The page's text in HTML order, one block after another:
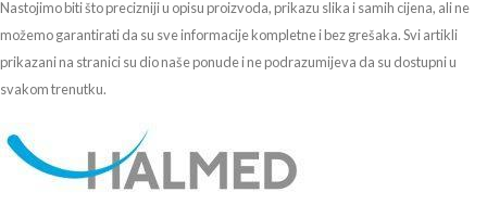
Nastojimo biti što precizniji u opisu proizvoda, prikazu slika i samih cijena, ali ne
možemo garantirati da su sve informacije kompletne i bez grešaka. Svi artikli
prikazani na stranici su dio naše ponude i ne podrazumijeva da su dostupni u
svakom trenutku.